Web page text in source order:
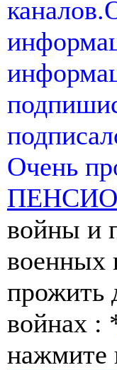
Очень
войны и
военных
прожить
войнах :
нажмите